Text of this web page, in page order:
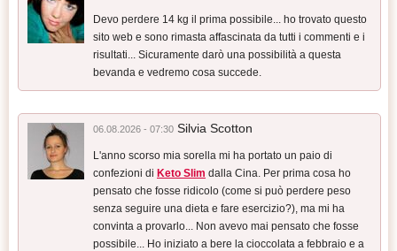
Devo perdere 14 kg il prima possibile... ho trovato questo
sito web e sono rimasta affascinata da tutti i commenti e i
risultati... Sicuramente darò una possibilità a questa
bevanda e vedremo cosa succede.
06.08.2026 - 07:30 Silvia Scotton
L'anno scorso mia sorella mi ha portato un paio di
confezioni di Keto Slim dalla Cina. Per prima cosa ho
pensato che fosse ridicolo (come si può perdere peso
senza seguire una dieta e fare esercizio?), ma mi ha
convinta a provarlo... Non avevo mai pensato che fosse
possibile... Ho iniziato a bere la cioccolata a febbraio e a